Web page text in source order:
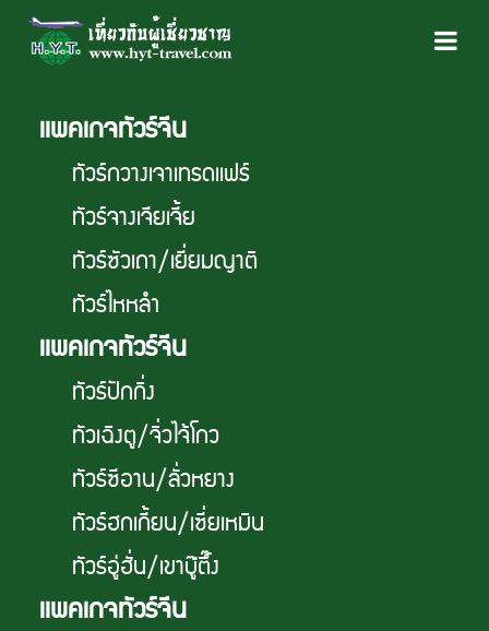
เเพคเกจทัวร์จีน
ทัวร์กวางเจาเทรดเเฟร์
ทัวร์จางเจียเจี้ย
ทัวร์ซัวเถา/เยี่ยมญาติ
ทัวร์ไหหลำ
เเพคเกจทัวร์จีน
ทัวร์ปักกิ่ง
ทัวเฉิงตู/จิ่วไจ้โกว
ทัวร์ซีอาน/ลั่วหยาง
ทัวร์ฮกเกี้ยน/เซี่ยเหมิน
ทัวร์อู่ฮั่น/เขาบู๊ตึ๊ง
เเพคเกจทัวร์จีน